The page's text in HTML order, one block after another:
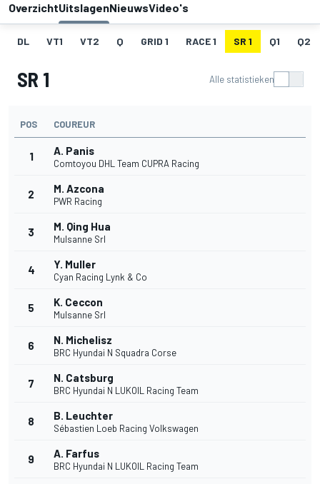
OverzichtUitslagenNieuwsVideo's
DL VT1 VT2 Q GRID 1 RACE 1 SR 1 Q1 Q2
SR 1 Alle statistieken
POS COUREUR
1 A. Panis
Comtoyou DHL Team CUPRA Racing
2 M. Azcona
PWR Racing
3 M. Qing Hua
Mulsanne Srl
4 Y. Muller
Cyan Racing Lynk & Co
5 K. Ceccon
Mulsanne Srl
6 N. Michelisz
BRC Hyundai N Squadra Corse
7 N. Catsburg
BRC Hyundai N LUKOIL Racing Team
8 B. Leuchter
Sébastien Loeb Racing Volkswagen
9 A. Farfus
BRC Hyundai N LUKOIL Racing Team